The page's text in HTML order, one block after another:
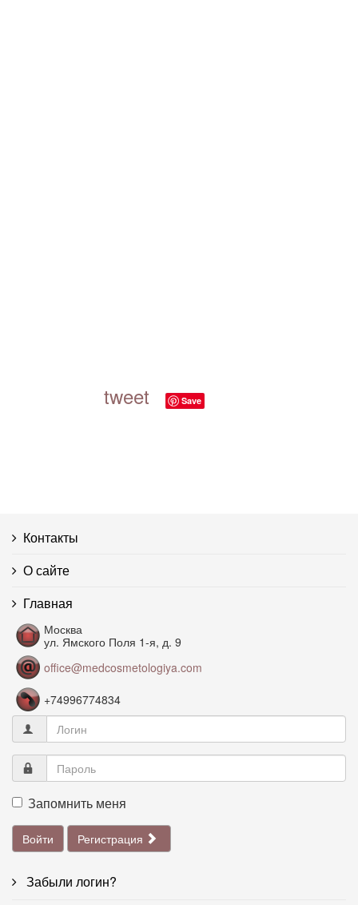
tweet Save
Контакты
О сайте
Главная
Москва
ул. Ямского Поля 1-я, д. 9
office@medcosmetologiya.com
+74996774834
Запомнить меня
Войти Регистрация
Забыли логин?